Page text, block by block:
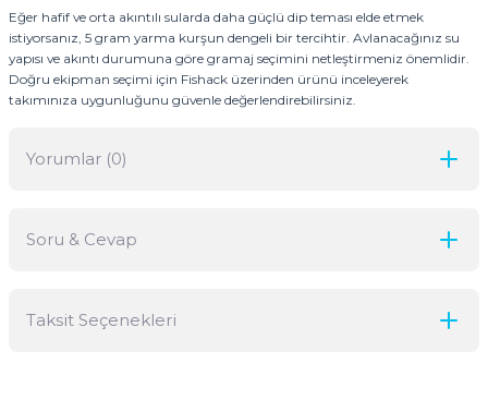
Eğer hafif ve orta akıntılı sularda daha güçlü dip teması elde etmek
istiyorsanız, 5 gram yarma kurşun dengeli bir tercihtir. Avlanacağınız su
yapısı ve akıntı durumuna göre gramaj seçimini netleştirmeniz önemlidir.
Doğru ekipman seçimi için Fishack üzerinden ürünü inceleyerek
takımınıza uygunluğunu güvenle değerlendirebilirsiniz.
Yorumlar (0)
Soru & Cevap
Taksit Seçenekleri